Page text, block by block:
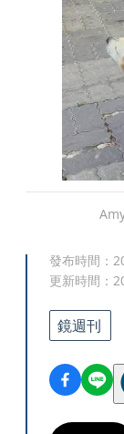
發布時間：
更新時間：
鏡週刊